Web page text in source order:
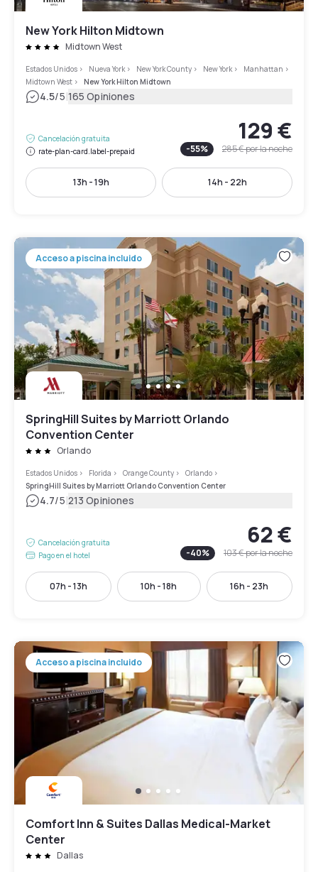
New York Hilton Midtown
Midtown West
Estados Unidos > Nueva York > New York County > New York > Manhattan >
Midtown West > New York Hilton Midtown
4.5/5|165 Opiniones
Cancelación gratuita
rate-plan-card.label-prepaid
129 €
-55% 285 €por la noche
13h - 19h 14h - 22h
Acceso a piscina incluido
SpringHill Suites by Marriott Orlando
Convention Center
Orlando
Estados Unidos > Florida > Orange County > Orlando >
SpringHill Suites by Marriott Orlando Convention Center
4.7/5|213 Opiniones
Cancelación gratuita
Pago en el hotel
62 €
-40% 103 €por la noche
07h - 13h 10h - 18h 16h - 23h
Acceso a piscina incluido
Comfort Inn & Suites Dallas Medical-Market
Center
Dallas